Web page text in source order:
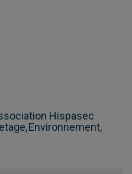
Hispasec
Environnement,